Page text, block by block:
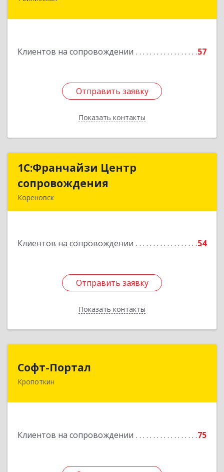
Клиентов на сопровождении 57
Отправить заявку
Показать контакты
Отправить заявку
Назад
1С:Франчайзи Центр
сопровождения
Кореновск
Клиентов на сопровождении 54
Отправить заявку
Показать контакты
1С:Франчайзи Центр
Отправить заявку
Назад
Софт-Портал
Кропоткин
Клиентов на сопровождении 75
352395, Краснодарский край, Кавказский р-н,